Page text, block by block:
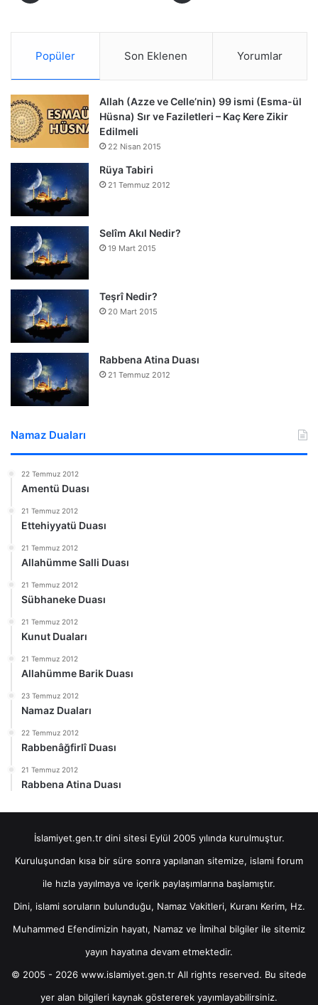
Popüler Son Eklenen Yorumlar
Allah (Azze ve Celle’nin) 99 ismi (Esma-ül
Hüsna) Sır ve Faziletleri – Kaç Kere Zikir
Edilmeli
22 Nisan 2015
Rüya Tabiri
21 Temmuz 2012
Selîm Akıl Nedir?
19 Mart 2015
Teşrî Nedir?
20 Mart 2015
Rabbena Atina Duası
21 Temmuz 2012
Namaz Duaları
22 Temmuz 2012
Amentü Duası
21 Temmuz 2012
Ettehiyyatü Duası
21 Temmuz 2012
Allahümme Salli Duası
21 Temmuz 2012
Sübhaneke Duası
21 Temmuz 2012
Kunut Duaları
21 Temmuz 2012
Allahümme Barik Duası
23 Temmuz 2012
Namaz Duaları
22 Temmuz 2012
Rabbenâğfirlî Duası
21 Temmuz 2012
Rabbena Atina Duası
İslamiyet.gen.tr dini sitesi Eylül 2005 yılında kurulmuştur.
Kuruluşundan kısa bir süre sonra yapılanan sitemize, islami forum
ile hızla yayılmaya ve içerik paylaşımlarına başlamıştır.
Dini, islami soruların bulunduğu, Namaz Vakitleri, Kuranı Kerim, Hz.
Muhammed Efendimizin hayatı, Namaz ve İlmihal bilgiler ile sitemiz
yayın hayatına devam etmektedir.
© 2005 - 2026 www.islamiyet.gen.tr All rights reserved. Bu sitede
yer alan bilgileri kaynak göstererek yayımlayabilirsiniz.